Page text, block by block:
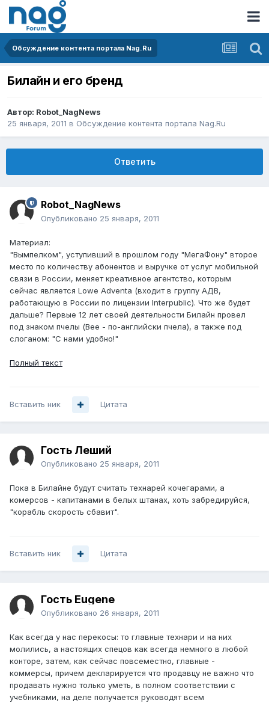
Обсуждение контента портала Nag.Ru
Билайн и его бренд
Автор: Robot_NagNews
25 января, 2011 в Обсуждение контента портала Nag.Ru
Ответить
Robot_NagNews
Опубликовано 25 января, 2011
Материал:
"Вымпелком", уступивший в прошлом году "МегаФону" второе
место по количеству абонентов и выручке от услуг мобильной
связи в России, меняет креативное агентство, которым
сейчас является Lowe Adventa (входит в группу АДВ,
работающую в России по лицензии Interpublic). Что же будет
дальше? Первые 12 лет своей деятельности Билайн провел
под знаком пчелы (Bee - по-английски пчела), а также под
слоганом: "С нами удобно!"
Полный текст
Вставить ник Цитата
Гость Леший
Опубликовано 25 января, 2011
Пока в Билайне будут считать технарей кочегарами, а
комерсов - капитанами в белых штанах, хоть забредируйся,
"корабль скорость сбавит".
Вставить ник Цитата
Гость Eugene
Опубликовано 26 января, 2011
Как всегда у нас перекосы: то главные технари и на них
молились, а настоящих спецов как всегда немного в любой
конторе, затем, как сейчас повсеместно, главные -
коммерсы, причем декларируется что продавцу не важно что
продавать нужно только уметь, в полном соответствии с
учебниками, на деле получается руководят всем